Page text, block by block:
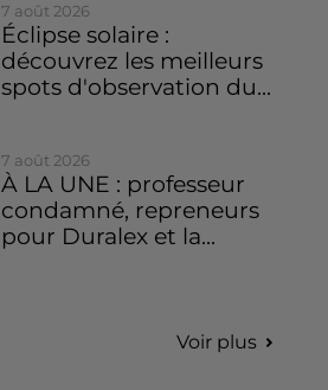
7 août 2026
Éclipse solaire :
découvrez les meilleurs
spots d'observation du...
7 août 2026
À LA UNE : professeur
condamné, repreneurs
pour Duralex et la...
Voir plus